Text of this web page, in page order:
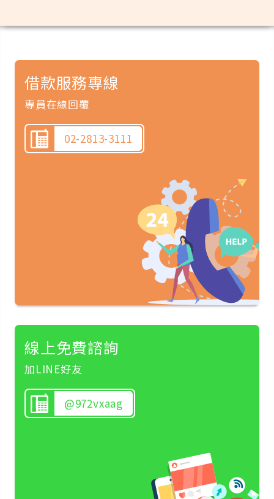
借款服務專線
專員在線回覆
02-2813-3111
線上免費諮詢
加LINE好友
@972vxaag